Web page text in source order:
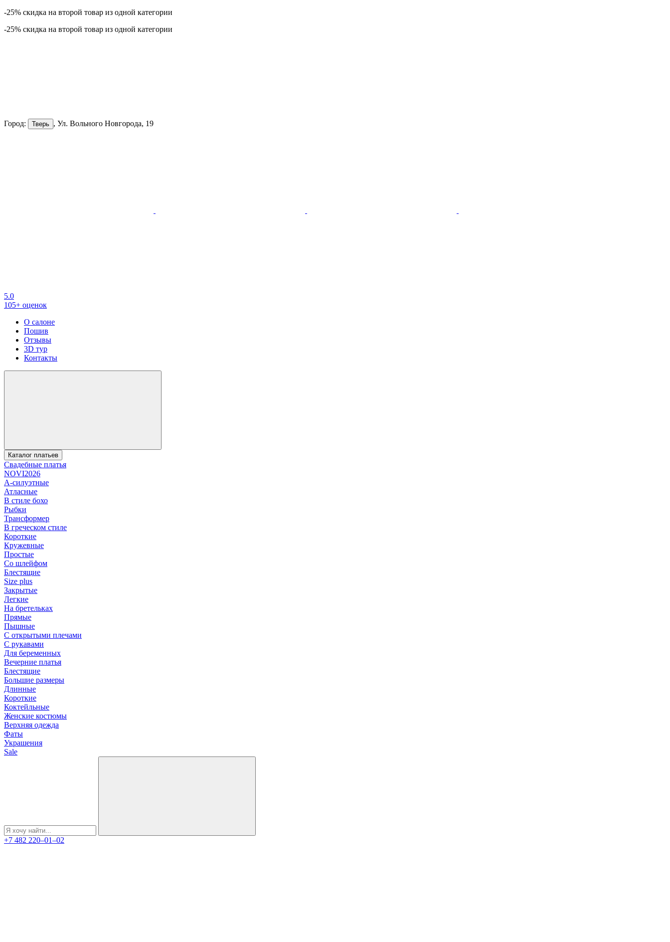
-25% скидка на второй товар из одной категории
-25% скидка на второй товар из одной категории
Город: Тверь , Ул. Вольного Новгорода, 19
5.0
105+ оценок
О салоне
Пошив
Отзывы
3D тур
Контакты
Каталог платьев
Свадебные платья
NOVI2026
А-силуэтные
Атласные
В стиле бохо
Рыбки
Трансформер
В греческом стиле
Короткие
Кружевные
Простые
Со шлейфом
Блестящие
Size plus
Закрытые
Легкие
На бретельках
Прямые
Пышные
С открытыми плечами
С рукавами
Для беременных
Вечерние платья
Блестящие
Большие размеры
Длинные
Короткие
Коктейльные
Женские костюмы
Верхняя одежда
Фаты
Украшения
Sale
+7 482 220‒01‒02